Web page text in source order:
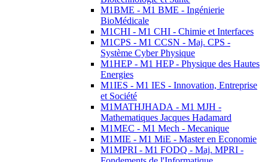
M1BME - M1 BME - Ingénierie
BioMédicale
M1CHI - M1 CHI - Chimie et Interfaces
M1CPS - M1 CCSN - Maj. CPS -
Système Cyber Physique
M1HEP - M1 HEP - Physique des Hautes
Energies
M1IES - M1 IES - Innovation, Entreprise
et Société
M1MATHJHADA - M1 MJH -
Mathematiques Jacques Hadamard
M1MEC - M1 Mech - Mecanique
M1MIE - M1 MiE - Master en Economie
M1MPRI - M1 FODQ - Maj. MPRI -